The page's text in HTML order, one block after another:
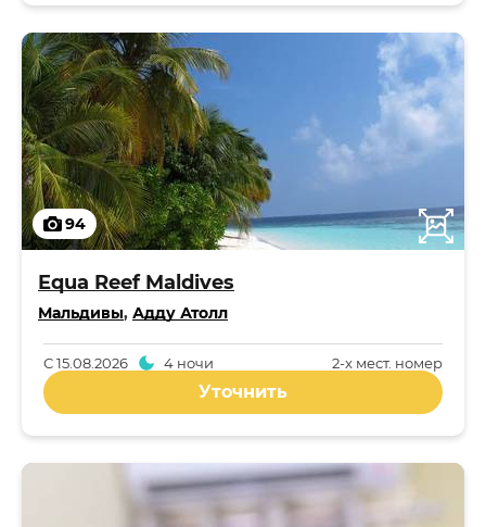
94
Equa Reef Maldives
Мальдивы, Адду Атолл
2-x мест. номер
С15.08.2026 4 ночи
Уточнить